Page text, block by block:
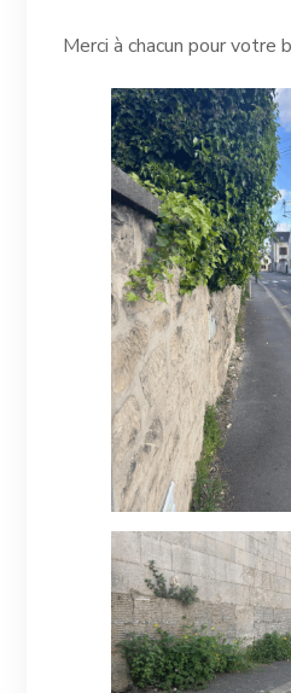
Merci à chacun pour votre